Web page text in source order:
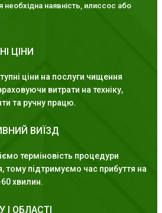
наявність, илиссос або
ЦІНИ
ціни на послуги чищення
витрати на техніку,
та ручну працю.
ВИЇЗД
терміновість процедури
тому підтримуємо час прибуття на
хвилин.
І ОБЛАСТІ